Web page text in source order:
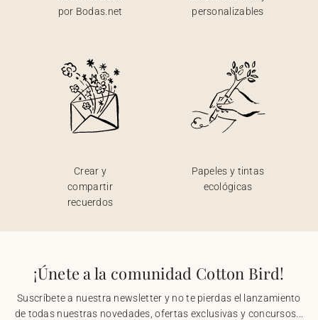
por Bodas.net
personalizables
Crear y
compartir
recuerdos
Papeles y tintas
ecológicas
¡Únete a la comunidad Cotton Bird!
Suscríbete a nuestra newsletter y no te pierdas el lanzamiento
de todas nuestras novedades, ofertas exclusivas y concursos...